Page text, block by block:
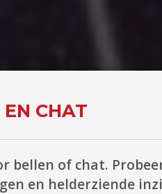
CHAT
bellen of chat.
en helderziende